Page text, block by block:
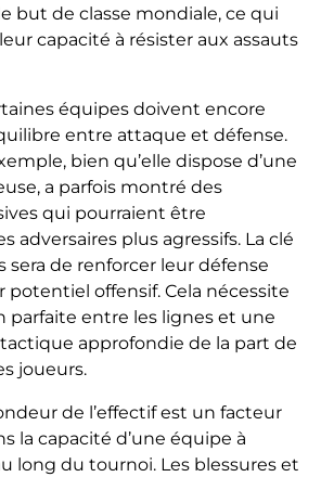
but de classe mondiale, ce qui
capacité à résister aux assauts
équipes doivent encore
entre attaque et défense.
bien qu’elle dispose d’une
a parfois montré des
qui pourraient être
adversaires plus agressifs. La clé
sera de renforcer leur défense
potentiel offensif. Cela nécessite
parfaite entre les lignes et une
approfondie de la part de
joueurs.
de l’effectif est un facteur
la capacité d’une équipe à
long du tournoi. Les blessures et